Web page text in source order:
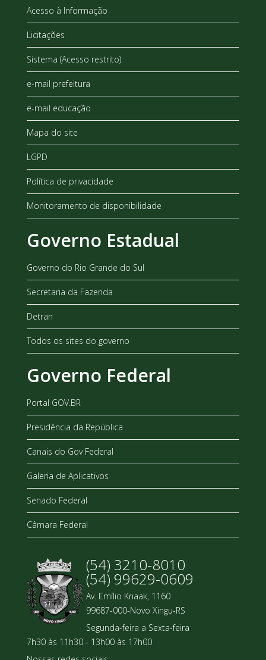
Acesso à Informação
Licitações
Sistema (Acesso restrito)
e-mail prefeitura
e-mail educação
Mapa do site
LGPD
Política de privacidade
Monitoramento de disponibilidade
Governo Estadual
Governo do Rio Grande do Sul
Secretaria da Fazenda
Detran
Todos os sites do governo
Governo Federal
Portal GOV.BR
Presidência da República
Canais do Gov Federal
Galeria de Aplicativos
Senado Federal
Câmara Federal
(54) 3210-8010
(54) 99629-0609
Av. Emílio Knaak, 1160
99687-000-Novo Xingu-RS
Segunda-feira a Sexta-feira
7h30 às 11h30 - 13h00 às 17h00